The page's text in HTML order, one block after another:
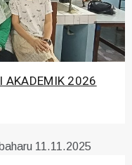
AKADEMIK 2026